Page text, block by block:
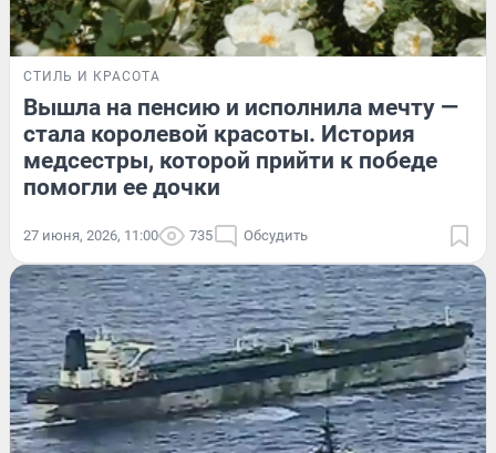
СТИЛЬ И КРАСОТА
Вышла на пенсию и исполнила мечту —
стала королевой красоты. История
медсестры, которой прийти к победе
помогли ее дочки
27 июня, 2026, 11:00 735 Обсудить